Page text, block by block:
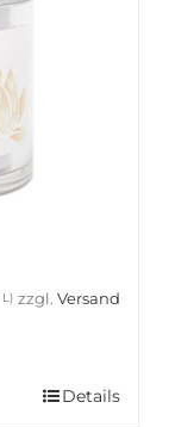
L) zzgl. Versand
Details